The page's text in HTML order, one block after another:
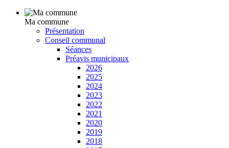
Ma commune
Présentation
Conseil communal
Séances
Préavis municipaux
2026
2025
2024
2023
2022
2021
2020
2019
2018